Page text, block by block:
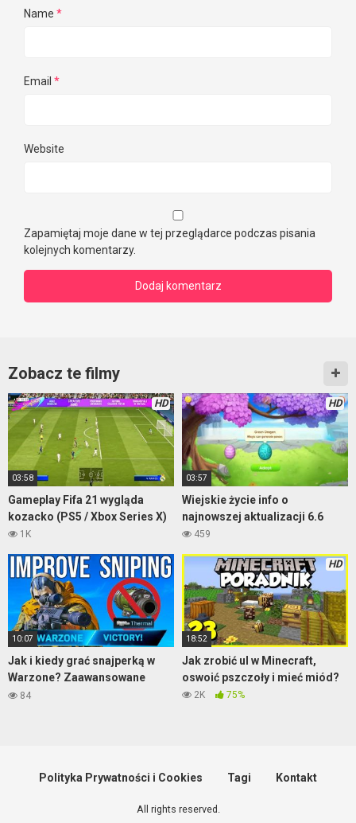
Name *
Email *
Website
Zapamiętaj moje dane w tej przeglądarce podczas pisania
kolejnych komentarzy.
Zobacz te filmy
HD
03:58
Gameplay Fifa 21 wygląda
kozacko (PS5 / Xbox Series X)
1K
HD
03:57
Wiejskie życie info o
najnowszej aktualizacji 6.6
459
10:07
Jak i kiedy grać snajperką w
Warzone? Zaawansowane
porady – część 2
84
HD
18:52
Jak zrobić ul w Minecraft,
oswoić pszczoły i mieć miód?
2K 75%
Polityka Prywatności i Cookies Tagi Kontakt
All rights reserved.